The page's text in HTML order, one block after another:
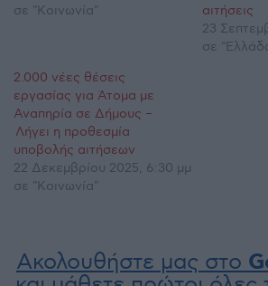
σε "Κοινωνία"
αιτήσεις
23
σε
2.000 νέες θέσεις
εργασίας για Άτομα με
Αναπηρία σε Δήμους –
Λήγει η προθεσμία
υποβολής αιτήσεων
22 Δεκεμβρίου 2025, 6:30 μμ
σε "Κοινωνία"
Ακολουθήστε μας στο